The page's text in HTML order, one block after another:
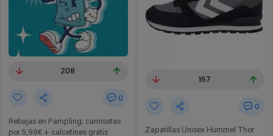
208
0
Rebajas en Pampling: camisetas
por 5,99€ + calcetines gratis
167
0
Zapatillas Unisex Hummel Thor